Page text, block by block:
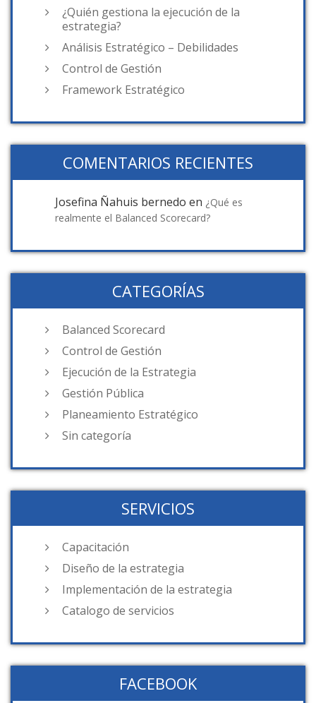
¿Quién gestiona la ejecución de la
estrategia?
Análisis Estratégico – Debilidades
Control de Gestión
Framework Estratégico
COMENTARIOS RECIENTES
Josefina Ñahuis bernedo en ¿Qué es
realmente el Balanced Scorecard?
CATEGORÍAS
Balanced Scorecard
Control de Gestión
Ejecución de la Estrategia
Gestión Pública
Planeamiento Estratégico
Sin categoría
SERVICIOS
Capacitación
Diseño de la estrategia
Implementación de la estrategia
Catalogo de servicios
FACEBOOK